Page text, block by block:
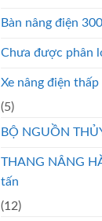
Bàn nâng điện
Chưa được phân
Xe nâng điện
(5)
BỘ NGUỒN
THANG NÂNG
tấn
(12)